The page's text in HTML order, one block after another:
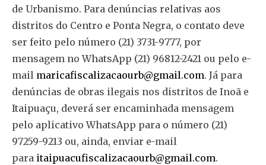
de Urbanismo. Para denúncias relativas aos
distritos do Centro e Ponta Negra, o contato deve
ser feito pelo número (21) 3731-9777, por
mensagem no WhatsApp (21) 96812-2421 ou pelo e-
mail maricafiscalizacaourb@gmail.com. Já para
denúncias de obras ilegais nos distritos de Inoã e
Itaipuaçu, deverá ser encaminhada mensagem
pelo aplicativo WhatsApp para o número (21)
97259-9213 ou, ainda, enviar e-mail
para itaipuacufiscalizacaourb@gmail.com.